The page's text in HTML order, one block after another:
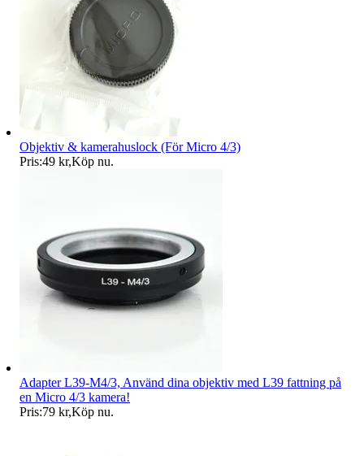
Objektiv & kamerahuslock (För Micro 4/3)
Pris:49 kr,Köp nu.
Adapter L39-M4/3, Använd dina objektiv med L39 fattning på
en Micro 4/3 kamera!
Pris:79 kr,Köp nu.